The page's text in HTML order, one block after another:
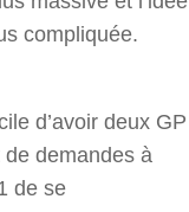
compliquée.
d’avoir deux GP
demandes à
de se